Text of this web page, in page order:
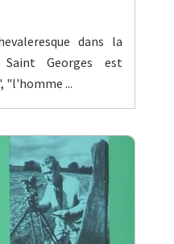
dans la
Georges est
"l'homme ...